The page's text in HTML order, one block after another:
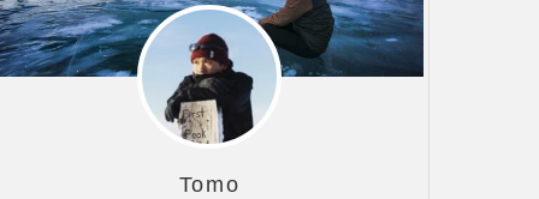
Tomo